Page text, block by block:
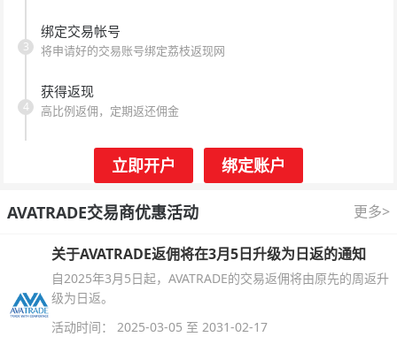
绑定交易帐号
将申请好的交易账号绑定荔枝返现网
3
获得返现
高比例返佣，定期返还佣金
4
立即开户 绑定账户
AVATRADE交易商优惠活动 更多>
关于AVATRADE返佣将在3月5日升级为日返的通知
自2025年3月5日起，AVATRADE的交易返佣将由原先的周返升
级为日返。
活动时间： 2025-03-05 至 2031-02-17